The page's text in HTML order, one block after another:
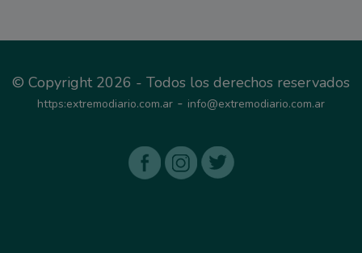
© Copyright 2026 - Todos los derechos reservados
https:extremodiario.com.ar - info@extremodiario.com.ar